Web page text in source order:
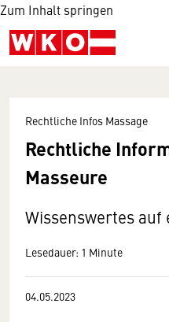
Zum Inhalt springen
Rechtliche Infos Massage
Rechtliche
Masseure
Wissenswertes auf
Lesedauer: 1 Minute
04.05.2023